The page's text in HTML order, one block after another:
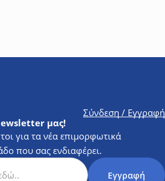
Σύνδεση / Εγγραφή
μας!
για τα νέα επιμορφωτικά
που σας ενδιαφέρει.
Εγγραφή